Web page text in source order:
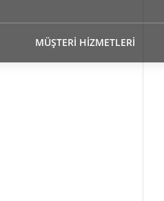
MÜŞTERİ HİZMETLERİ